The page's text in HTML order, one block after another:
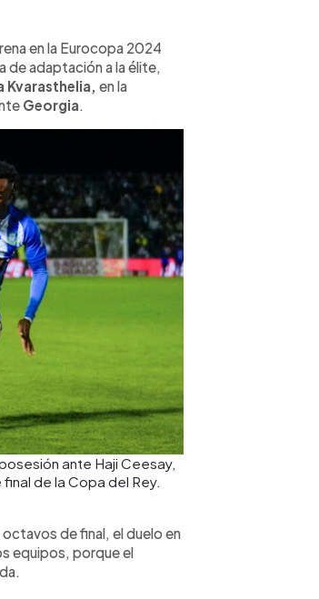
en la Eurocopa 2024
de adaptación a la élite,
Kvarasthelia, en la
Georgia
ante Haji Ceesay,
de la Copa del Rey.
de final, el duelo en
equipos, porque el